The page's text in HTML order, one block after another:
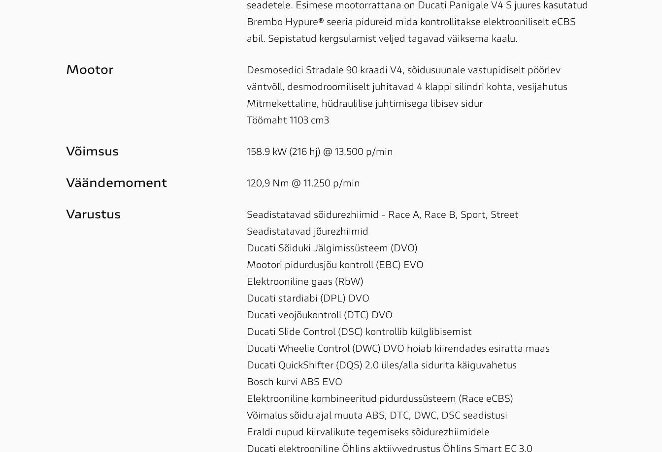
seadetele. Esimese mootorrattana on Ducati Panigale V4 S juures kasutatud
Brembo Hypure® seeria pidureid mida kontrollitakse elektrooniliselt eCBS
abil. Sepistatud kergsulamist veljed tagavad väiksema kaalu.
Mootor
Desmosedici Stradale 90 kraadi V4, sõidusuunale vastupidiselt pöörlev
väntvõll, desmodroomiliselt juhitavad 4 klappi silindri kohta, vesijahutus
Mitmekettaline, hüdraulilise juhtimisega libisev sidur
Töömaht 1103 cm3
Võimsus
Väändemoment
Varustus
Seadistatavad sõidurezhiimid - Race A, Race B, Sport, Street
Seadistatavad jõurezhiimid
Ducati Sõiduki Jälgimissüsteem (DVO)
Mootori pidurdusjõu kontroll (EBC) EVO
Elektrooniline gaas (RbW)
Ducati stardiabi (DPL) DVO
Ducati veojõukontroll (DTC) DVO
Ducati Slide Control (DSC) kontrollib külglibisemist
Ducati Wheelie Control (DWC) DVO hoiab kiirendades esiratta maas
Ducati QuickShifter (DQS) 2.0 üles/alla sidurita käiguvahetus
Bosch kurvi ABS EVO
Elektrooniline kombineeritud pidurdussüsteem (Race eCBS)
Võimalus sõidu ajal muuta ABS, DTC, DWC, DSC seadistusi
Eraldi nupud kiirvalikute tegemiseks sõidurezhiimidele
Ducati elektrooniline Öhlins aktiivvedrustus Öhlins Smart EC 3.0